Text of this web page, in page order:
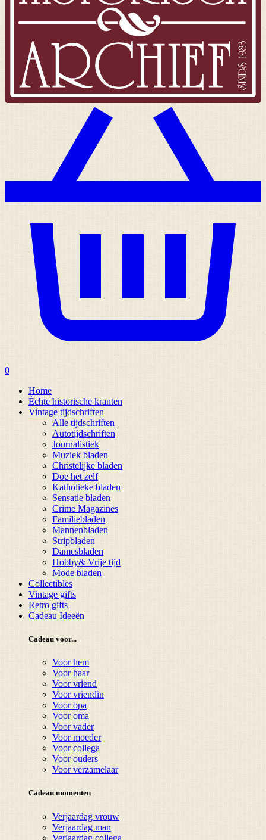
0
Home
Échte historische kranten
Vintage tijdschriften
Alle tijdschriften
Autotijdschriften
Journalistiek
Muziek bladen
Christelijke bladen
Doe het zelf
Katholieke bladen
Sensatie bladen
Crime Magazines
Familiebladen
Mannenbladen
Stripbladen
Damesbladen
Hobby& Vrije tijd
Mode bladen
Collectibles
Vintage gifts
Retro gifts
Cadeau Ideeën
Cadeau voor...
Voor hem
Voor haar
Voor vriend
Voor vriendin
Voor opa
Voor oma
Voor vader
Voor moeder
Voor collega
Voor ouders
Voor verzamelaar
Cadeau momenten
Verjaardag vrouw
Verjaardag man
Verjaardag collega